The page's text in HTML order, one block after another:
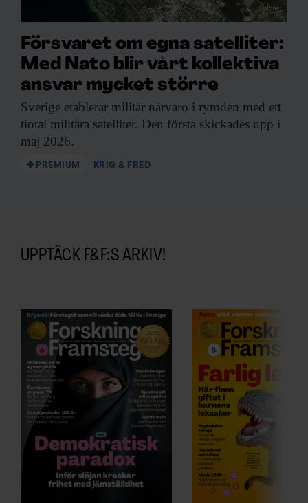
Försvaret om egna satelliter:
Med Nato blir vårt kollektiva
ansvar mycket större
Sverige etablerar militär närvaro i rymden med ett
tiotal militära satelliter. Den första skickades upp i
maj 2026.
PREMIUM KRIG & FRED
UPPTÄCK F&F:S ARKIV!